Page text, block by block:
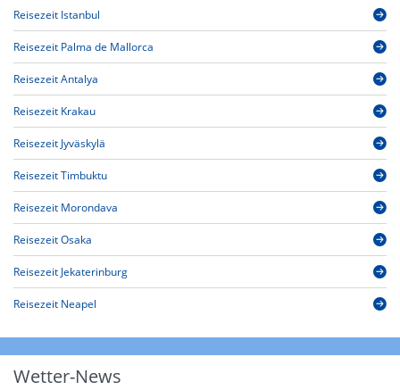
Reisezeit Istanbul
Reisezeit Palma de Mallorca
Reisezeit Antalya
Reisezeit Krakau
Reisezeit Jyväskylä
Reisezeit Timbuktu
Reisezeit Morondava
Reisezeit Osaka
Reisezeit Jekaterinburg
Reisezeit Neapel
Wetter-News